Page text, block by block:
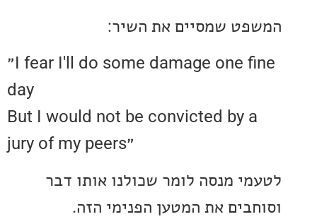
שמסיים את השיר:
But I would not be convicted by
מנסה לומר שכולנו אותו דבר
את המטען הפנימי הזה.